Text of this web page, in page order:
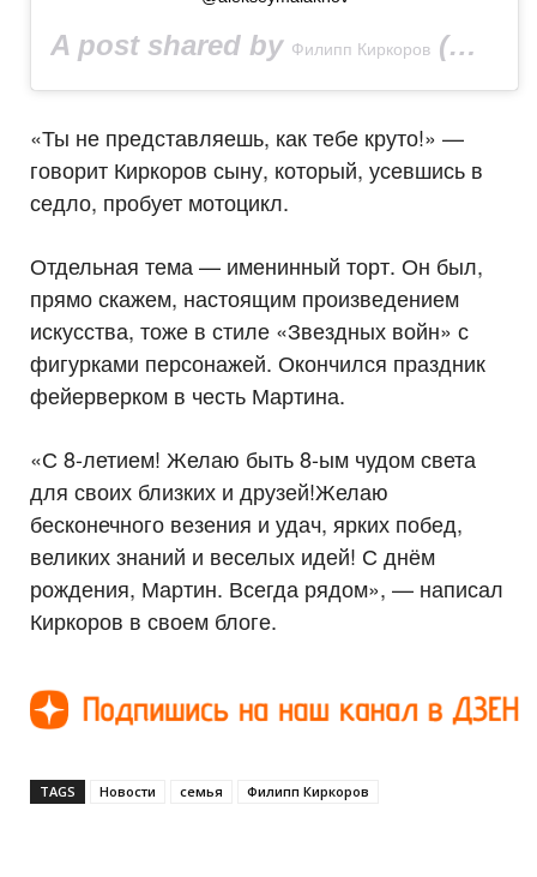
A post shared by Филипп Киркоров (@fkirkorov) on
«Ты не представляешь, как тебе круто!» —
говорит Киркоров сыну, который, усевшись в
седло, пробует мотоцикл.
Отдельная тема — именинный торт. Он был,
прямо скажем, настоящим произведением
искусства, тоже в стиле «Звездных войн» с
фигурками персонажей. Окончился праздник
фейерверком в честь Мартина.
«С 8-летием! Желаю быть 8-ым чудом света
для своих близких и друзей!Желаю
бесконечного везения и удач, ярких побед,
великих знаний и веселых идей! С днём
рождения, Мартин. Всегда рядом», — написал
Киркоров в своем блоге.
TAGS Новости семья Филипп Киркоров